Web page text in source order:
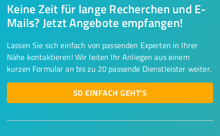
Keine Zeit für lange Recherchen und E-
Mails? Jetzt Angebote empfangen!
Lassen Sie sich einfach von passenden Experten in Ihrer
Nähe kontaktieren! Wir leiten Ihr Anliegen aus einem
kurzen Formular an bis zu 20 passende Dienstleister weiter.
SO EINFACH GEHT'S